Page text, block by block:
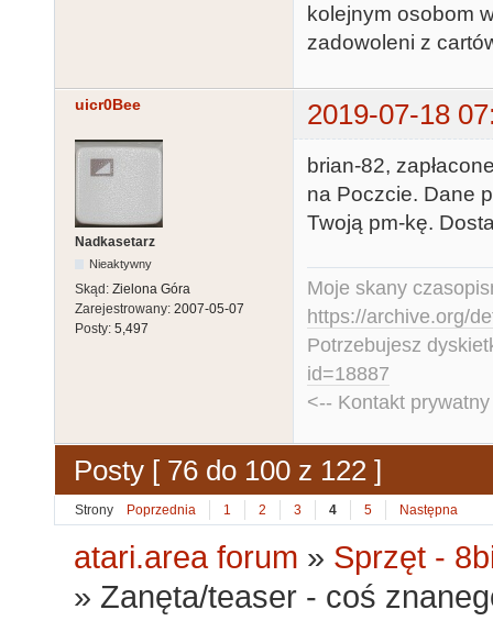
kolejnym osobom
zadowoleni z
uicr0Bee 2019-07-18
Nadkasetarz
Nieaktywny
Skąd: Zielona Góra
Zarejestrowany: 2007-05-07
Posty: 5,497
brian-82,
na Poczcie. Dane
Twoją pm-kę.
Moje skany
https://archive.org/
Potrzebujesz
id=18887
<-- Kontakt
Posty [ 76 do 100 z 122 ]
Strony Poprzednia 1 2 3 4 5 Następna
atari.area forum » Sprzęt -
» Zanęta/teaser - coś